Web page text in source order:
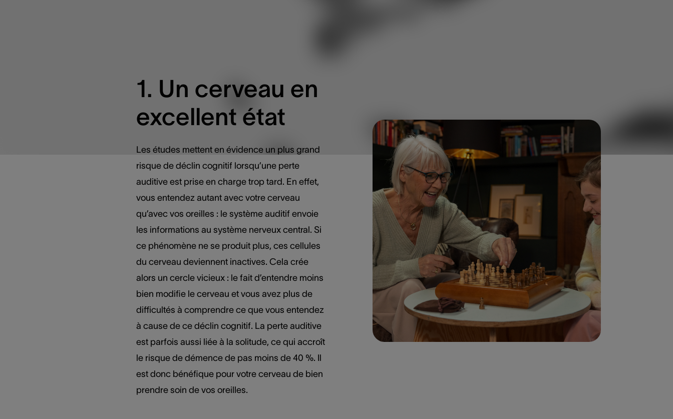
1. Un cerveau en
excellent état
Les études mettent en évidence un plus grand
risque de déclin cognitif lorsqu’une perte
auditive est prise en charge trop tard. En effet,
vous entendez autant avec votre cerveau
qu’avec vos oreilles : le système auditif envoie
les informations au système nerveux central. Si
ce phénomène ne se produit plus, ces cellules
du cerveau deviennent inactives. Cela crée
alors un cercle vicieux : le fait d’entendre moins
bien modifie le cerveau et vous avez plus de
difficultés à comprendre ce que vous entendez
à cause de ce déclin cognitif. La perte auditive
est parfois aussi liée à la solitude, ce qui accroît
le risque de démence de pas moins de 40 %. Il
est donc bénéfique pour votre cerveau de bien
prendre soin de vos oreilles.